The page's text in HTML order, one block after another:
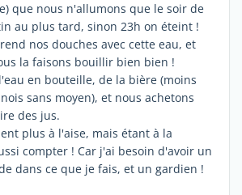
que nous n'allumons que le soir de
au plus tard, sinon 23h on éteint !
nos douches avec cette eau, et
la faisons bouillir bien bien !
en bouteille, de la bière (moins
sans moyen), et nous achetons
des jus.
plus à l'aise, mais étant à la
compter ! Car j'ai besoin d'avoir un
dans ce que je fais, et un gardien !